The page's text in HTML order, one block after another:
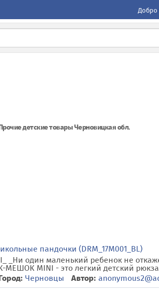
Добро
детские товары Черновицкая обл.
пандочки (DRM_17M001_BL)
_Ни один маленький ребенок не
МЕШОК MINI - это легкий детский
Черновцы Автор: